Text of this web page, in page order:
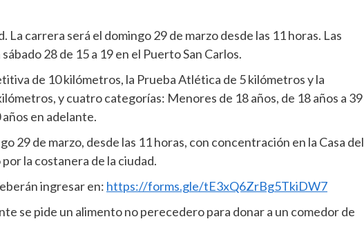
La carrera será el domingo 29 de marzo desde las 11 horas. Las
28 de 15 a 19 en el Puerto San Carlos.
de 10 kilómetros, la Prueba Atlética de 5 kilómetros y la
y cuatro categorías: Menores de 18 años, de 18 años a 39
años en adelante.
29 de marzo, desde las 11 horas, con concentración en la Casa del
la costanera de la ciudad.
ingresar en: https://forms.gle/tE3xQ6ZrBg5TkiDW7
se pide un alimento no perecedero para donar a un comedor de